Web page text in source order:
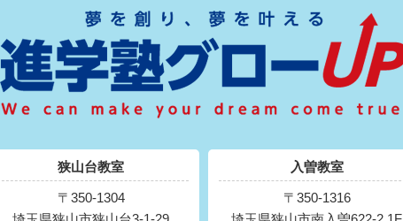
狭山台教室
〒350-1304
入曽教室
〒350-1316